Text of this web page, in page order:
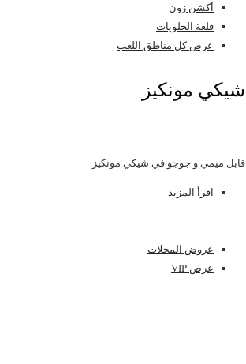
أكشن زون
قلعة الحلويات
عرض كل مناطق اللعب
شيكي مونكيز
قابل ميمي و جوجو في شيكي مونكيز
اقرأ المزيد
عروض المحلات
عرض VIP